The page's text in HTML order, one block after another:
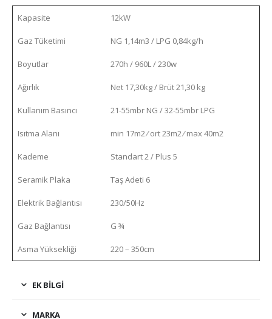
Kapasite 12kW
Gaz Tüketimi NG 1,14m3 / LPG 0,84kg/h
Boyutlar 270h / 960L / 230w
Ağırlık Net 17,30kg / Brüt 21,30 kg
Kullanım Basıncı 21-55mbr NG / 32-55mbr LPG
Isıtma Alanı min 17m2 ⁄ ort 23m2 ⁄ max 40m2
Kademe Standart 2 / Plus 5
Seramik Plaka Taş Adeti 6
Elektrik Bağlantısı 230/50Hz
Gaz Bağlantısı G ¾
Asma Yüksekliği 220 – 350cm
EK BILGI
MARKA